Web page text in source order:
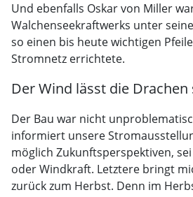
Und ebenfalls Oskar von Miller
Walchenseekraftwerks unter
so einen bis heute wichtigen
Stromnetz errichtete.
Der Wind lässt die Drachen
Der Bau war nicht
informiert unsere
möglich Zukunftsperspektiven,
oder Windkraft. Letztere bringt
zurück zum Herbst. Denn im